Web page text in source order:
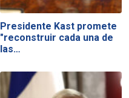
Presidente Kast promete
"reconstruir cada una de
las…